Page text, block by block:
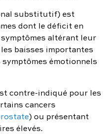
substitutif) est
dont le déficit en
altérant leur
baisses importantes
émotionnels
contre-indiqué pour les
cancers
) ou présentant
élevés.